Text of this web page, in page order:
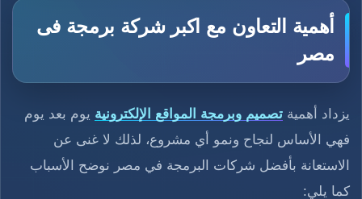
أهمية التعاون مع اكبر شركة برمجة فى
مصر
يزداد أهمية تصميم وبرمجة المواقع الإلكترونية يوم بعد يوم
فهي الأساس لنجاح ونمو أي مشروع، لذلك لا غنى عن
الاستعانة بأفضل شركات البرمجة في مصر نوضح الأسباب
كما يلي: